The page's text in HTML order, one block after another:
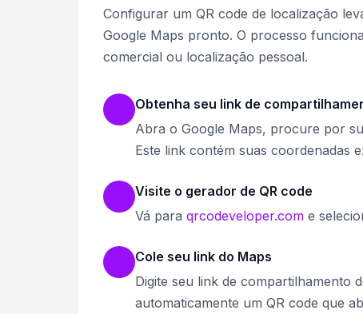
Configurar um QR code de localização
Google Maps pronto. O processo
comercial ou localização pessoal.
Obtenha seu link de
Abra o Google Maps, procure por
Este link contém suas coordenadas
Visite o gerador de QR code
Vá para qrcodeveloper.com e
Cole seu link do Maps
Digite seu link de compartilhamento
automaticamente um QR code que